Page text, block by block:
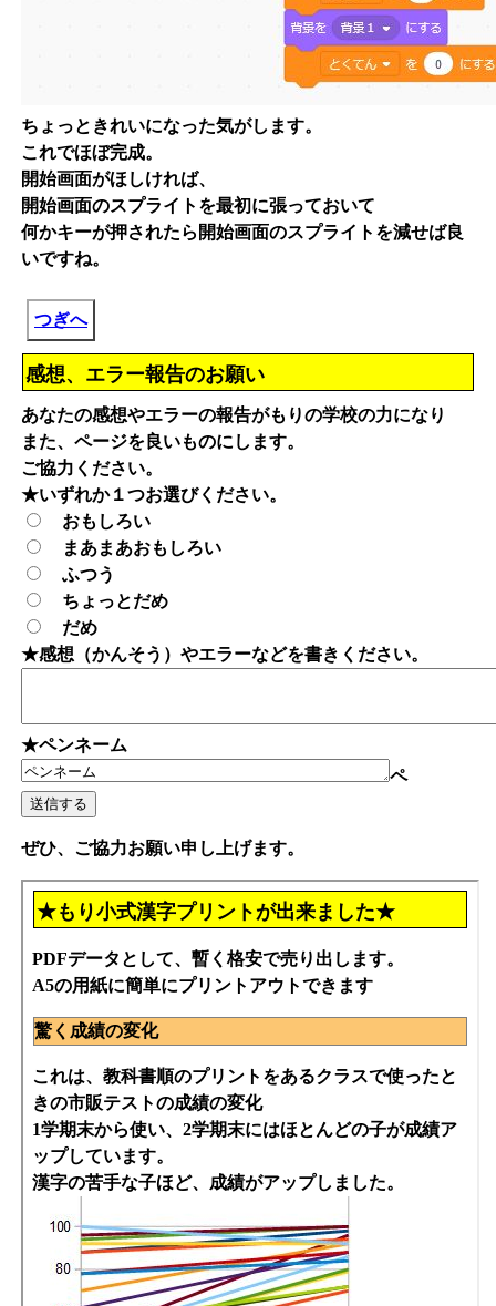
ちょっときれいになった気がします。
これでほぼ完成。
開始画面がほしければ、
開始画面のスプライトを最初に張っておいて
何かキーが押されたら開始画面のスプライトを減せば良
いですね。
つぎへ
感想、エラー報告のお願い
あなたの感想やエラーの報告がもりの学校の力になり
また、ページを良いものにします。
ご協力ください。
★いずれか１つお選びください。
おもしろい
まあまあおもしろい
ふつう
ちょっとだめ
だめ
★感想（かんそう）やエラーなどを書きください。
★ペンネーム
ペ
ぜひ、ご協力お願い申し上げます。